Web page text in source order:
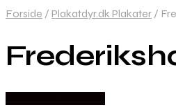
Forside / Plakatdyr.dk Plakater /